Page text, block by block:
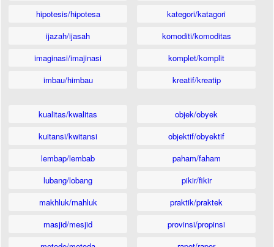
hipotesis/hipotesa
ijazah/ijasah
imaginasi/imajinasi
imbau/himbau
kategori/katagori
komoditi/komoditas
komplet/komplit
kreatif/kreatip
kualitas/kwalitas
kuitansi/kwitansi
lembap/lembab
lubang/lobang
makhluk/mahluk
masjid/mesjid
objek/obyek
objektif/obyektif
paham/faham
pikir/fikir
praktik/praktek
provinsi/propinsi